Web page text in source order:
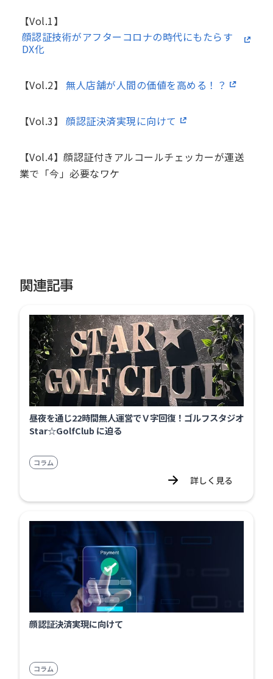
【Vol.1】
顔認証技術がアフターコロナの時代にもたらす
DX化
【Vol.2】 無人店舗が人間の価値を高める！？
【Vol.3】 顔認証決済実現に向けて
【Vol.4】顔認証付きアルコールチェッカーが運送
業で「今」必要なワケ
関連記事
昼夜を通じ22時間無人運営でＶ字回復！ゴルフスタジオ
Star☆GolfClub に迫る
コラム
詳しく見る
顔認証決済実現に向けて
コラム